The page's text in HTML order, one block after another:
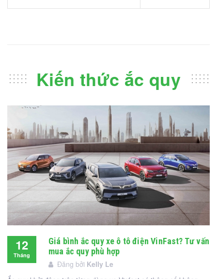
Kiến thức ắc quy
12
Tháng
Giá bình ắc quy xe ô tô điện VinFast? Tư vấn
mua ắc quy phù hợp
Đăng bởi Kelly Le